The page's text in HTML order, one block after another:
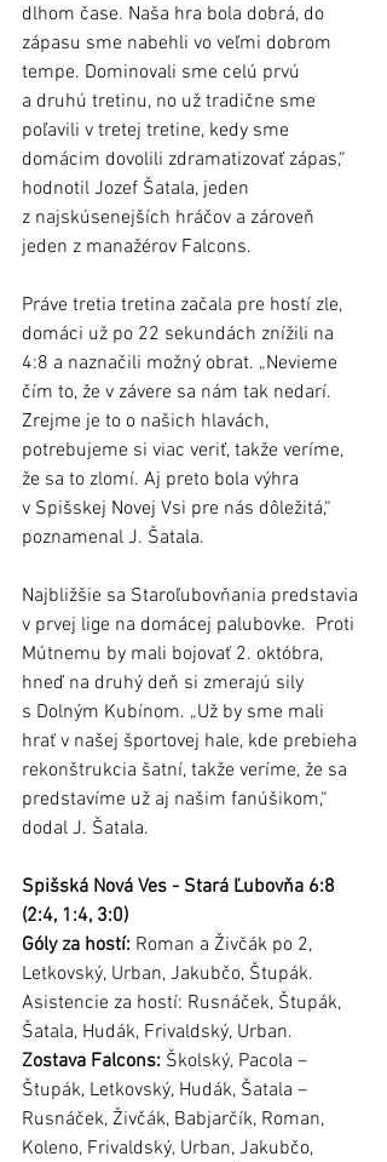
dlhom čase. Naša hra bola dobrá, do
zápasu sme nabehli vo veľmi dobrom
tempe. Dominovali sme celú prvú
a druhú tretinu, no už tradične sme
poľavili v tretej tretine, kedy sme
domácim dovolili zdramatizovať zápas,“
hodnotil Jozef Šatala, jeden
z najskúsenejších hráčov a zároveň
jeden z manažérov Falcons.
Práve tretia tretina začala pre hostí zle,
domáci už po 22 sekundách znížili na
4:8 a naznačili možný obrat. „Nevieme
čím to, že v závere sa nám tak nedarí.
Zrejme je to o našich hlavách,
potrebujeme si viac veriť, takže veríme,
že sa to zlomí. Aj preto bola výhra
v Spišskej Novej Vsi pre nás dôležitá,“
poznamenal J. Šatala.
Najbližšie sa Staroľubovňania predstavia
v prvej lige na domácej palubovke.  Proti
Mútnemu by mali bojovať 2. októbra,
hneď na druhý deň si zmerajú sily
s Dolným Kubínom. „Už by sme mali
hrať v našej športovej hale, kde prebieha
rekonštrukcia šatní, takže veríme, že sa
predstavíme už aj našim fanúšikom,“
dodal J. Šatala.
Spišská Nová Ves - Stará Ľubovňa 6:8
(2:4, 1:4, 3:0)
Góly za hostí: Roman a Živčák po 2,
Letkovský, Urban, Jakubčo, Štupák.
Asistencie za hostí: Rusnáček, Štupák,
Šatala, Hudák, Frivaldský, Urban.
Zostava Falcons: Školský, Pacola –
Štupák, Letkovský, Hudák, Šatala –
Rusnáček, Živčák, Babjarčík, Roman,
Koleno, Frivaldský, Urban, Jakubčo,